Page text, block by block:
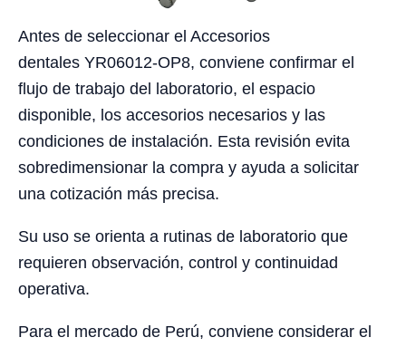
Antes de seleccionar el Accesorios
dentales YR06012-OP8, conviene confirmar el
flujo de trabajo del laboratorio, el espacio
disponible, los accesorios necesarios y las
condiciones de instalación. Esta revisión evita
sobredimensionar la compra y ayuda a solicitar
una cotización más precisa.
Su uso se orienta a rutinas de laboratorio que
requieren observación, control y continuidad
operativa.
Para el mercado de Perú, conviene considerar el